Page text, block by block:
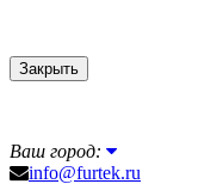
Закрыть
Ваш город:
info@furtek.ru